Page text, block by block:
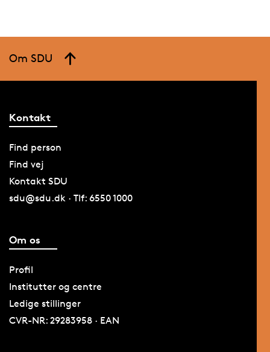
Om SDU
Kontakt
Find person
Find vej
Kontakt SDU
sdu@sdu.dk · Tlf: 6550 1000
Om os
Profil
Institutter og centre
Ledige stillinger
CVR-NR: 29283958 · EAN